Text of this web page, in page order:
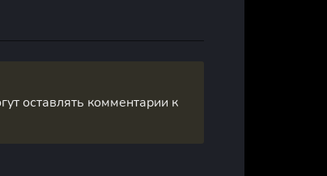
оставлять комментарии к